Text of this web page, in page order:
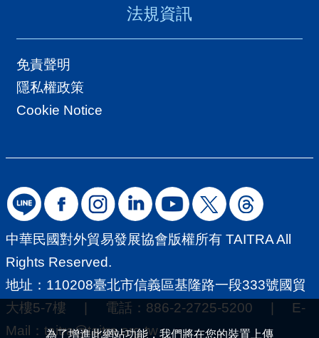
為了增進此網站功能，我們將在您的裝置上傳
E
N
法規資訊
免責聲明
隱私權政策
Cookie Notice
中華民國對外貿易發展協會版權所有 TAITRA All
Rights Reserved.
地址：110208臺北市信義區基隆路一段333號國貿
大樓5-7樓 | 電話：886-2-2725-5200 | E-
Mail： taitra@taitra.org.tw